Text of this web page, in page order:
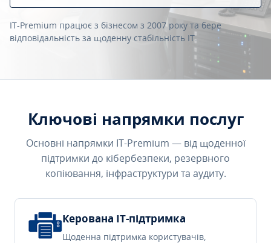
IT-Premium працює з бізнесом з 2007 року та бере
відповідальність за щоденну стабільність IT.
Ключові напрямки послуг
Основні напрямки IT-Premium — від щоденної
підтримки до кібербезпеки, резервного
копіювання, інфраструктури та аудиту.
Керована IT-підтримка
Щоденна підтримка користувачів,